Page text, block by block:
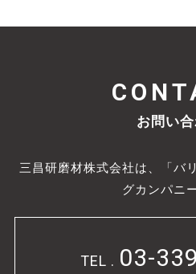
お問い
三昌研磨材株式会社は、「バ
グカンパニ
TEL . 03-